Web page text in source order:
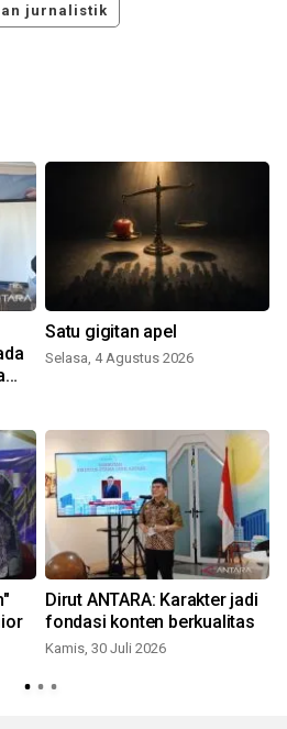
jurnalistik
Satu gigitan apel
Selasa, 4 Agustus 2026
Dirut ANTARA: Karakter jadi
fondasi konten berkualitas
Kamis, 30 Juli 2026